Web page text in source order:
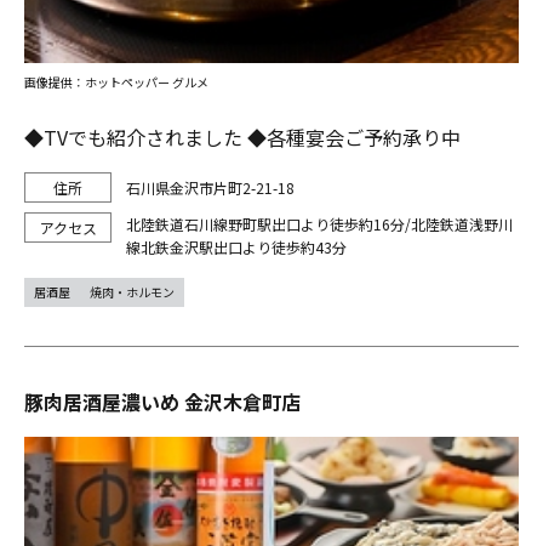
◆TVでも紹介されました ◆各種宴会ご予約承り中
石川県金沢市片町2-21-18
北陸鉄道石川線野町駅出口より徒歩約16分/北陸鉄道浅野川
線北鉄金沢駅出口より徒歩約43分
画像提供：ホットペッパー グルメ
居酒屋 焼肉・ホルモン
豚肉居酒屋濃いめ 金沢木倉町店